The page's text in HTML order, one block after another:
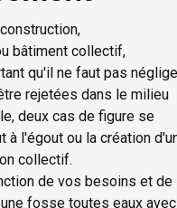
bâtiment collectif,
qu'il ne faut pas
rejetées dans le milieu
deux cas de figure se
à l'égout ou la création
collectif.
de vos besoins et de
fosse toutes eaux avec